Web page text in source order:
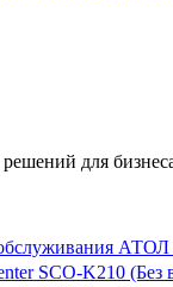
для
АТОЛ